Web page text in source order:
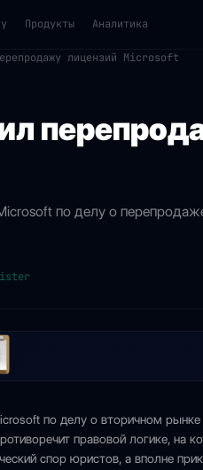
Продукты Аналитика
лицензий Microsoft
по делу о
по делу о вторичном рынке
правовой логике, на
спор юристов, а вполне